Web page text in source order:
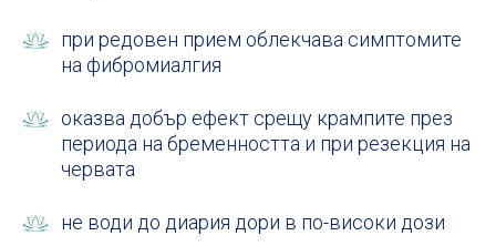
при редовен прием облекчава симптомите
на фибромиалгия
оказва добър ефект срещу крампите през
периода на бременността и при резекция на
червата
не води до диария дори в по-високи дози